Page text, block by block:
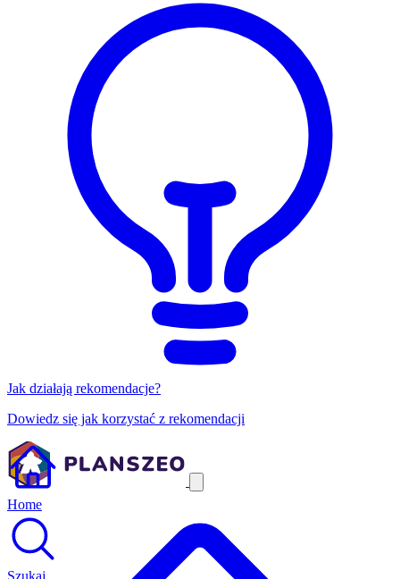
Jak działają rekomendacje?
Dowiedz się jak korzystać z rekomendacji
Home
Szukaj